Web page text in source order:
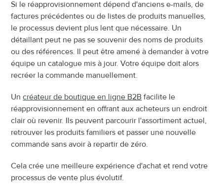
Si le réapprovisionnement dépend d'anciens e-mails, de
factures précédentes ou de listes de produits manuelles,
le processus devient plus lent que nécessaire. Un
détaillant peut ne pas se souvenir des noms de produits
ou des références. Il peut être amené à demander à votre
équipe un catalogue mis à jour. Votre équipe doit alors
recréer la commande manuellement.
Un créateur de boutique en ligne B2B facilite le
réapprovisionnement en offrant aux acheteurs un endroit
clair où revenir. Ils peuvent parcourir l'assortiment actuel,
retrouver les produits familiers et passer une nouvelle
commande sans avoir à repartir de zéro.
Cela crée une meilleure expérience d'achat et rend votre
processus de vente plus évolutif.